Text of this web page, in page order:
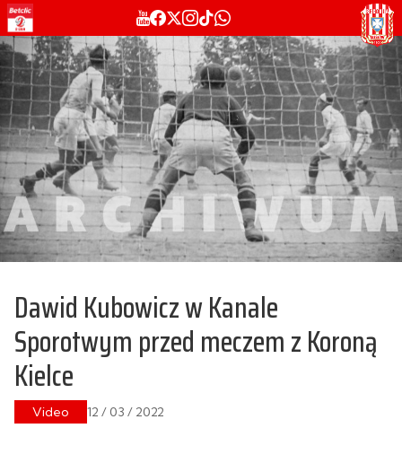
Dawid Kubowicz w Kanale
Sporotwym przed meczem z Koroną
Kielce
Video 12 / 03 / 2022